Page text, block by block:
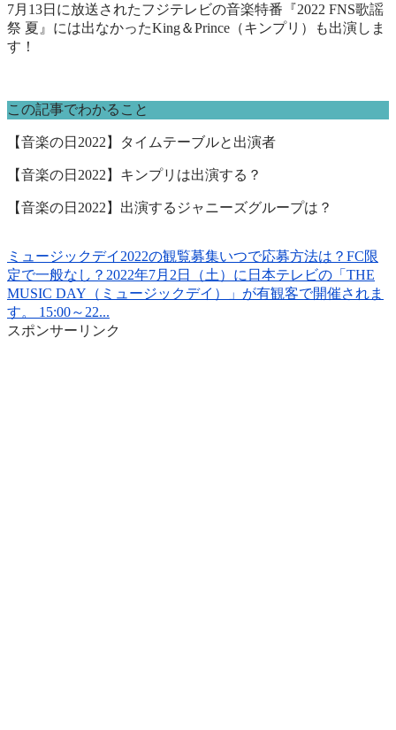
7月13日に放送されたフジテレビの音楽特番『2022 FNS歌謡
祭 夏』には出なかったKing＆Prince（キンプリ）も出演しま
す！
この記事でわかること
【音楽の日2022】タイムテーブルと出演者
【音楽の日2022】キンプリは出演する？
【音楽の日2022】出演するジャニーズグループは？
ミュージックデイ2022の観覧募集いつで応募方法は？FC限
定で一般なし？ 2022年7月2日（土）に日本テレビの「THE
MUSIC DAY（ミュージックデイ）」が有観客で開催されま
す。 15:00～22...
スポンサーリンク